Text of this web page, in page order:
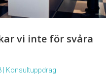
vi inte för svåra
| Konsultuppdrag